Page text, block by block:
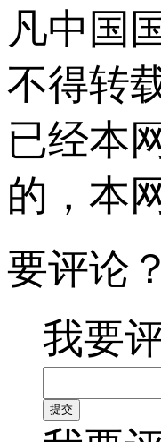
凡中国
不得转
已经本
的，本
要评论
我要